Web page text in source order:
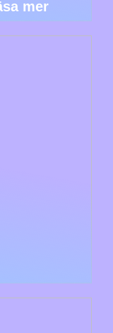
mer